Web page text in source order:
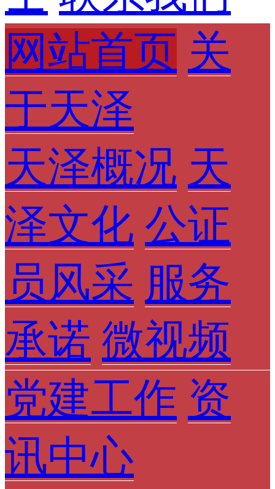
网站首页 关
于天泽
天泽概况 天
泽文化 公证
员风采 服务
承诺 微视频
党建工作 资
讯中心